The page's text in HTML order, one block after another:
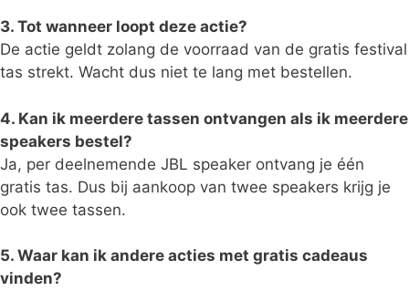
3. Tot wanneer loopt deze actie?
De actie geldt zolang de voorraad van de gratis festival
tas strekt. Wacht dus niet te lang met bestellen.
4. Kan ik meerdere tassen ontvangen als ik meerdere
speakers bestel?
Ja, per deelnemende JBL speaker ontvang je één
gratis tas. Dus bij aankoop van twee speakers krijg je
ook twee tassen.
5. Waar kan ik andere acties met gratis cadeaus
vinden?